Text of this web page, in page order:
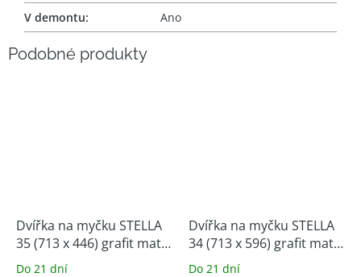
V demontu: Ano
Dvířka na myčku STELLA
35 (713 x 446) grafit mat /
dub artisan
Do 21 dní
Dvířka na myčku STELLA
34 (713 x 596) grafit mat /
dub artisan
Do 21 dní